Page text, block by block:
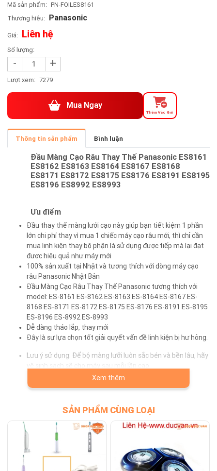
Mã sản phẩm: PN-FOILES8161
Thương hiệu: Panasonic
Giá: Liên hệ
Số lượng:
- +
Lượt xem: 7279
Mua Ngay
Thêm Vào Giỏ
Thông tin sản phẩm Bình luận
Đầu Màng Cạo Râu Thay Thế Panasonic ES8161
ES8162 ES8163 ES8164 ES8167 ES8168
ES8171 ES8172 ES8175 ES8176 ES8191 ES8195
ES8196 ES8992 ES8993
Ưu điểm
Đầu thay thế màng lưới cạo này giúp bạn tiết kiệm 1 phần
lớn chi phí thay vì mua 1 chiếc máy cạo râu mới, thì chỉ cần
mua linh kiện thay bộ phận là sử dụng được tiếp mà lại đạt
được hiệu quả như máy mới
100% sản xuất tại Nhật và tương thích với dòng máy cạo
râu Panasonic Nhật Bản
Đầu Màng Cạo Râu Thay Thế Panasonic tương thích với
model: ES-8161 ES-8162 ES-8163 ES-8164 ES-8167 ES-
8168 ES-8171 ES-8172 ES-8175 ES-8176 ES-8191 ES-8195
ES-8196 ES-8992 ES-8993
Dễ dàng tháo lắp, thay mới
Đây là sự lựa chọn tốt giải quyết vấn đề linh kiện bị hư hỏng.
Lưu ý sử dụng: Để bộ màng lưỡi luôn sắc bén và bền lâu, hãy
vệ sinh sạch sẽ cho máy sau mỗi lần cạo.
⚠️ CAM KẾT CHẤT LƯỢNG SẢN PHẨM ĐÚNG NHƯ MÔ TẢ
⚠️ ĐỔI TRẢ MIỄN PHÍ NẾU DO LỖI CỦA SHOP
Dịch vụ khác
Có bán linh kiện, phụ kiện: màng cạo râu, lưỡi cạo râu, cục
Xem thêm
SẢN PHẨM CÙNG LOẠI